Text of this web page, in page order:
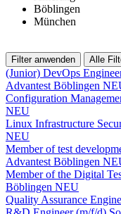
Böblingen
München
Filter anwenden Alle
(Junior) DevOps
Advantest Böblingen
Configuration
NEU
Linux Infrastructure
NEU
Member of test
Advantest Böblingen
Member of the Digital
Böblingen NEU
Quality Assurance